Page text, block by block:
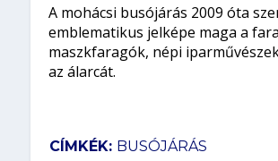
A mohácsi busójárás 2009 óta
emblematikus jelképe maga a
maszkfaragók, népi
az álarcát.
CÍMKÉK: BUSÓJÁRÁS